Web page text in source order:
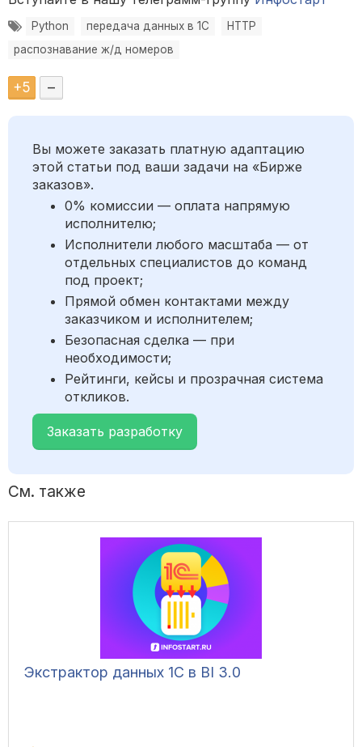
Python передача данных в 1С
HTTP
распознавание ж/д номеров
+5 –
Вы можете заказать платную адаптацию
этой статьи под ваши задачи на «Бирже
заказов».
0% комиссии — оплата напрямую
исполнителю;
Исполнители любого масштаба — от
отдельных специалистов до команд
под проект;
Прямой обмен контактами между
заказчиком и исполнителем;
Безопасная сделка — при
необходимости;
Рейтинги, кейсы и прозрачная система
откликов.
Заказать разработку
См. также
Экстрактор данных 1С в BI 3.0